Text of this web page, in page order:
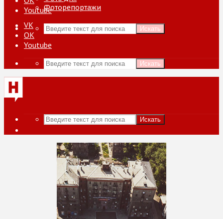
Youtube
Искать
Фоторепортажи
VK
ОК
Youtube
Искать
Искать